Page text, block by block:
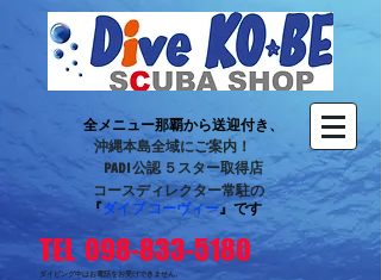
全メニュー那覇から送迎付き、
沖縄本島全域にご案内！
PADI 公認 ５スター取得店
コースディレクター常駐の
『ダイブ コーヴィー』です
TEL 098-833-5180
ダイビング中はお電話をお受けできません。